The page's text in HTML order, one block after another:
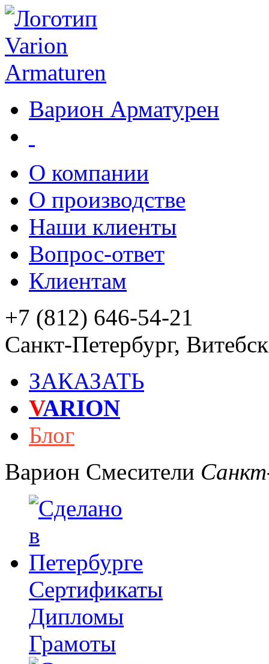
Варион Арматурен
О компании
О производстве
Наши клиенты
Вопрос-ответ
Клиентам
+7 (812) 646-54-21
Санкт-Петербург,
ЗАКАЗАТЬ
VARION
Блог
Варион Смесители
Сертификаты
Дипломы
Грамоты